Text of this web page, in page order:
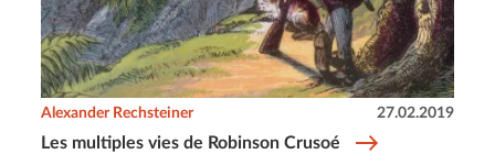
Les multiples vies de Robinson Crusoé
Alexander Rechsteiner 27.02.2019